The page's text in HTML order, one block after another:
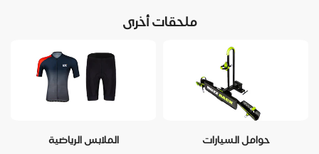
ملحقات أخرى
حوامل السيارات الملابس الرياضية